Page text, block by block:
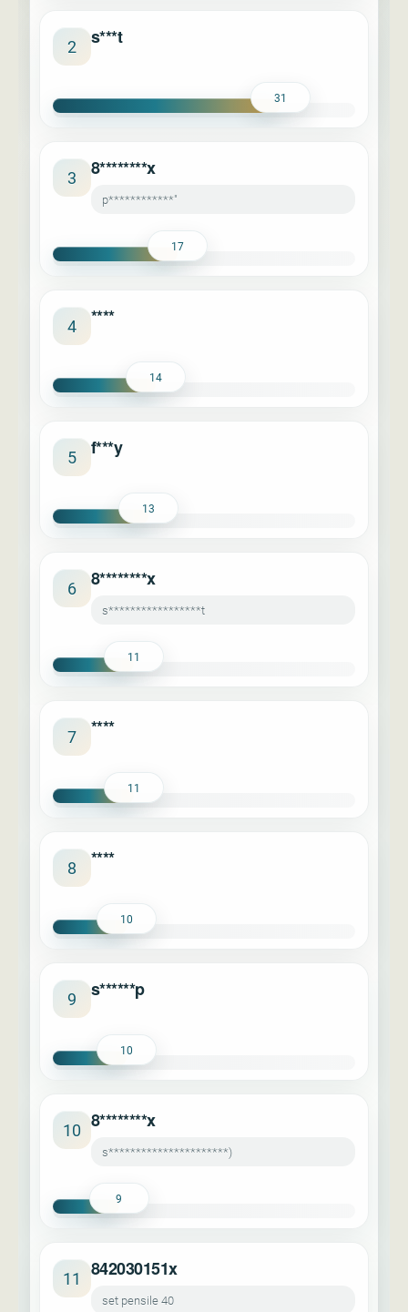
2 s***t
31
3 8********x
p************"
17
4 ****
14
5 f***y
13
6 8********x
s*****************t
11
7 ****
11
8 ****
10
9 s******p
10
10 8********x
s**********************)
9
11 842030151x
set pensile 40